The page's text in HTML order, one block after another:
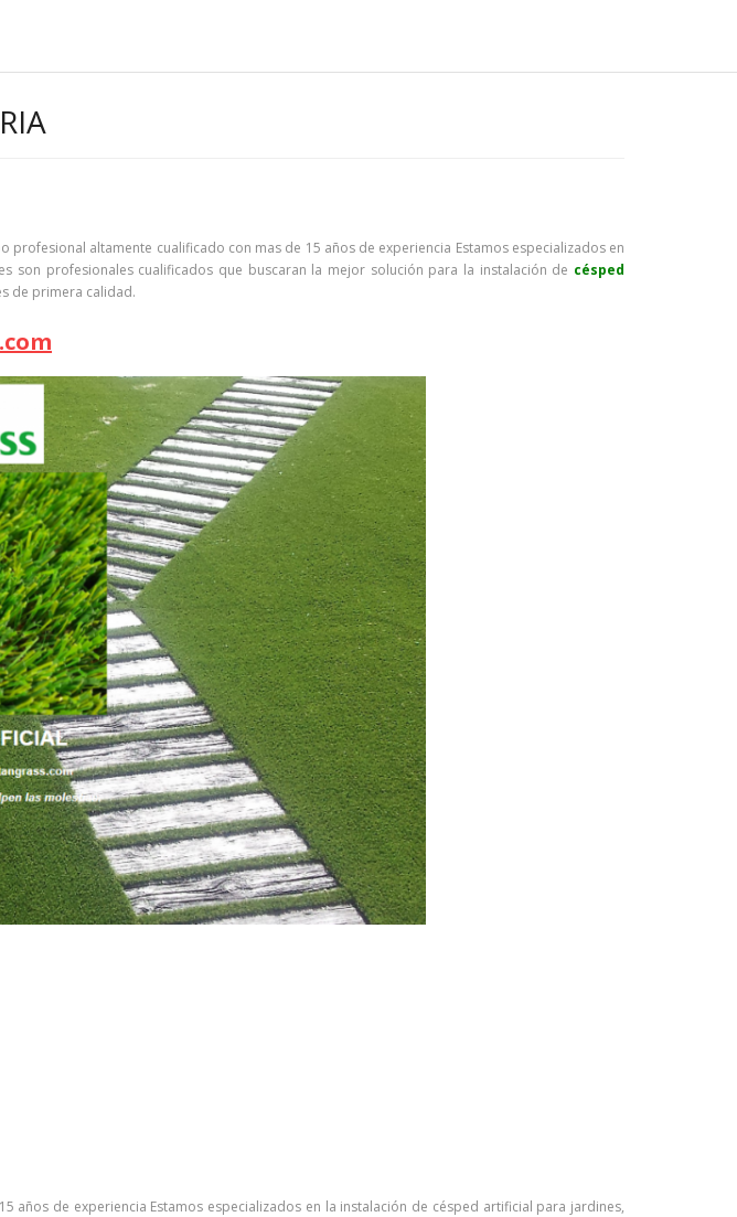
profesional altamente cualificado con mas de 15 años de experiencia Estamos especializados en
son profesionales cualificados que buscaran la mejor solución para la instalación de césped
de primera calidad.
de experiencia Estamos especializados en la instalación de césped artificial para jardines,